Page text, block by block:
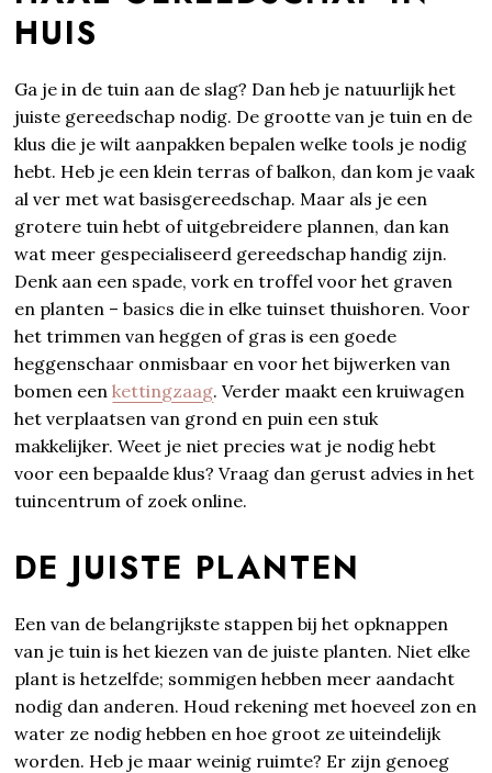
HUIS
Ga je in de tuin aan de slag? Dan heb je natuurlijk het
juiste gereedschap nodig. De grootte van je tuin en de
klus die je wilt aanpakken bepalen welke tools je nodig
hebt. Heb je een klein terras of balkon, dan kom je vaak
al ver met wat basisgereedschap. Maar als je een
grotere tuin hebt of uitgebreidere plannen, dan kan
wat meer gespecialiseerd gereedschap handig zijn.
Denk aan een spade, vork en troffel voor het graven
en planten – basics die in elke tuinset thuishoren. Voor
het trimmen van heggen of gras is een goede
heggenschaar onmisbaar en voor het bijwerken van
bomen eenkettingzaag. Verder maakt een kruiwagen
het verplaatsen van grond en puin een stuk
makkelijker. Weet je niet precies wat je nodig hebt
voor een bepaalde klus? Vraag dan gerust advies in het
tuincentrum of zoek online.
DE JUISTE PLANTEN
Een van de belangrijkste stappen bij het opknappen
van je tuin is het kiezen van de juiste planten. Niet elke
plant is hetzelfde; sommigen hebben meer aandacht
nodig dan anderen. Houd rekening met hoeveel zon en
water ze nodig hebben en hoe groot ze uiteindelijk
worden. Heb je maar weinig ruimte? Er zijn genoeg